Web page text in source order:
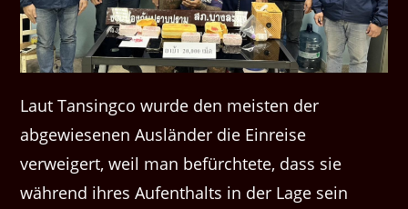
Laut Tansingco wurde den meisten der
abgewiesenen Ausländer die Einreise
verweigert, weil man befürchtete, dass sie
während ihres Aufenthalts in der Lage sein